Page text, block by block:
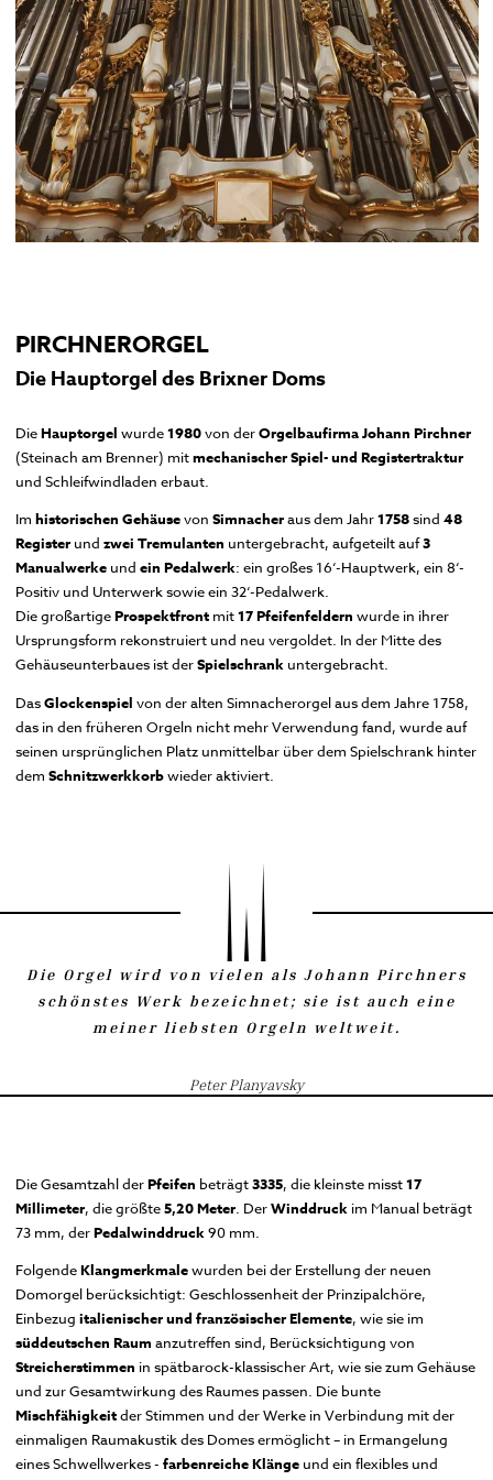
Kreuzgang
Domkapitelhaus
Johanneskapelle
Frauenkirche
Domplatz
Pfarrkirche und Alter Friedhof
Hofburg
MENSCHENBILDER
Multilingual Information FAQ
Termine Neuigkeiten
PIRCHNERORGEL
Die Hauptorgel des Brixner Doms
DieHauptorgel wurde1980von derOrgelbaufirma Johann Pirchner
(Steinach am Brenner) mitmechanischer Spiel- und Registertraktur
und Schleifwindladen erbaut.
Im historischen Gehäusevon Simnacheraus dem Jahr1758sind 48
Registerund zwei Tremulanten untergebracht, aufgeteilt auf3
Manualwerke und ein Pedalwerk: ein großes 16‘-Hauptwerk, ein 8‘-
Positiv und Unterwerk sowie ein 32‘-Pedalwerk.
Die großartigeProspektfrontmit17 Pfeifenfeldern wurde in ihrer
Ursprungsform rekonstruiert und neu vergoldet. In der Mitte des
Gehäuseunterbaues ist derSpielschrankuntergebracht.
DasGlockenspiel von der alten Simnacherorgel aus dem Jahre 1758,
das in den früheren Orgeln nicht mehr Verwendung fand, wurde auf
seinen ursprünglichen Platz unmittelbar über dem Spielschrank hinter
dem Schnitzwerkkorbwieder aktiviert.
Die Orgel wird von vielen als Johann Pirchners
schönstes Werk bezeichnet; sie ist auch eine
meiner liebsten Orgeln weltweit.
Peter Planyavsky
Die Gesamtzahl derPfeifen beträgt3335, die kleinste misst17
Millimeter, die größte5,20 Meter. DerWinddruckim Manual beträgt
73 mm, derPedalwinddruck90 mm.
FolgendeKlangmerkmalewurden bei der Erstellung der neuen
Domorgel berücksichtigt: Geschlossenheit der Prinzipalchöre,
Einbezug italienischer und französischer Elemente, wie sie im
süddeutschen Raum anzutreffen sind, Berücksichtigung von
Streicherstimmen in spätbarock-klassischer Art, wie sie zum Gehäuse
und zur Gesamtwirkung des Raumes passen. Die bunte
Mischfähigkeitder Stimmen und der Werke in Verbindung mit der
einmaligen Raumakustik des Domes ermöglicht – in Ermangelung
eines Schwellwerkes - farbenreiche Klängeund ein flexibles und